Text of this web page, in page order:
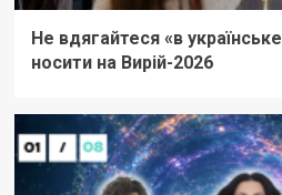
Не вдягайтеся «в
носити на Вирій-2026